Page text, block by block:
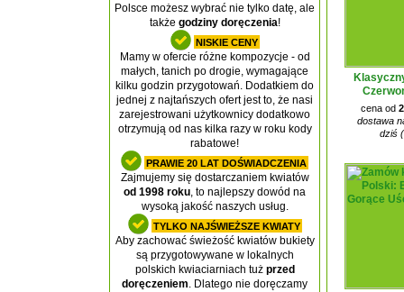
Polsce możesz wybrać nie tylko datę, ale
także godziny doręczenia!
NISKIE CENY
Mamy w ofercie różne kompozycje - od
małych, tanich po drogie, wymagające
kilku godzin przygotowań. Dodatkiem do
jednej z najtańszych ofert jest to, że nasi
zarejestrowani użytkownicy dodatkowo
otrzymują od nas kilka razy w roku kody
rabatowe!
PRAWIE 20 LAT DOŚWIADCZENIA
Zajmujemy się dostarczaniem kwiatów
od 1998 roku , to najlepszy dowód na
wysoką jakość naszych usług.
TYLKO NAJŚWIEŻSZE KWIATY
Aby zachować świeżość kwiatów bukiety
są przygotowywane w lokalnych
polskich kwiaciarniach tuż przed
doręczeniem . Dlatego nie doręczamy
cena od
dostawa
dziś